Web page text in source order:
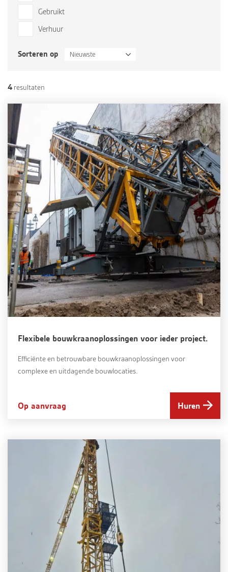
Gebruikt
Verhuur
Sorteren op Nieuwste
4 resultaten
Flexibele bouwkraanoplossingen voor ieder project.
Efficiënte en betrouwbare bouwkraanoplossingen voor
complexe en uitdagende bouwlocaties.
Op aanvraag Huren